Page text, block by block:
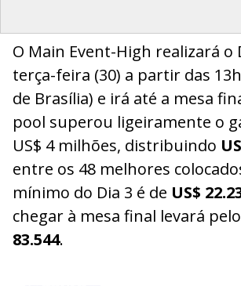
O Main Event-High realizará o
terça-feira (30) a partir das
de Brasília) e irá até a mesa
pool superou ligeiramente o
US$ 4 milhões, distribuindo
entre os 48 melhores
mínimo do Dia 3 é de US$
chegar à mesa final levará
83.544.